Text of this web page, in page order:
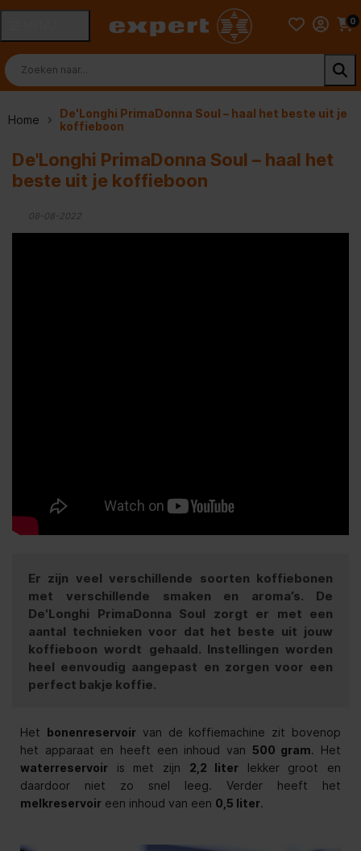
0
Home
De'Longhi PrimaDonna Soul – haal het beste uit je
koffieboon
De'Longhi PrimaDonna Soul – haal het
beste uit je koffieboon
08-08-2022
Er zijn veel verschillende soorten koffiebonen
met verschillende smaken en aroma’s. De
De'Longhi PrimaDonna Soul zorgt er met een
aantal technieken voor dat het beste uit jouw
koffieboon wordt gehaald. Instellingen worden
heel eenvoudig aangepast en zorgen voor een
perfect bakje koffie.
Het bonenreservoirvan de koffiemachine zit bovenop
het apparaat en heeft een inhoud van 500 gram. Het
waterreservoir is met zijn 2,2 liter lekker groot en
daardoor niet zo snel leeg. Verder heeft het
melkreservoir een inhoud van een 0,5 liter.